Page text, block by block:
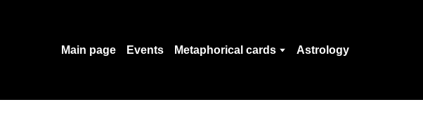
Main page Events Metaphorical cards Astrology